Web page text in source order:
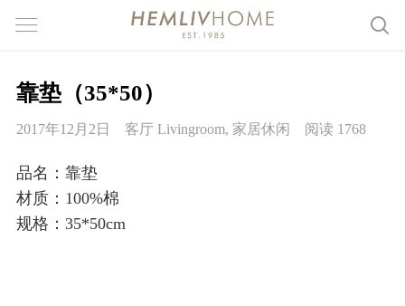
靠垫（35*50）
2017年12月2日 客厅 Livingroom, 家居休闲 阅读 1768
品名：靠垫
材质：100%棉
规格：35*50cm